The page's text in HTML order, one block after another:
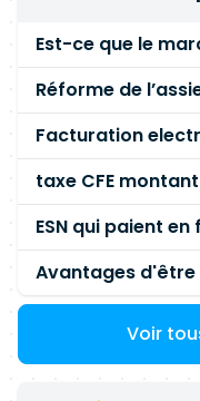
Réforme de
Facturation
taxe CFE
Avantages
Voir